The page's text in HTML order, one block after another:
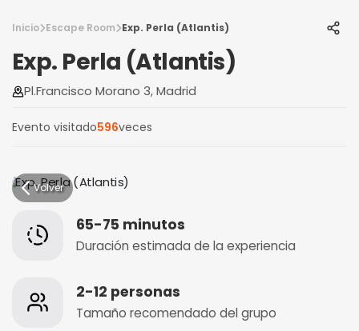
Inicio Escape Room Exp. Perla (Atlantis)
Exp. Perla (Atlantis)
Pl.Francisco Morano 3, Madrid
Evento visitado596veces
Volver
65-75 minutos
Duración estimada de la experiencia
2-12 personas
Tamaño recomendado del grupo